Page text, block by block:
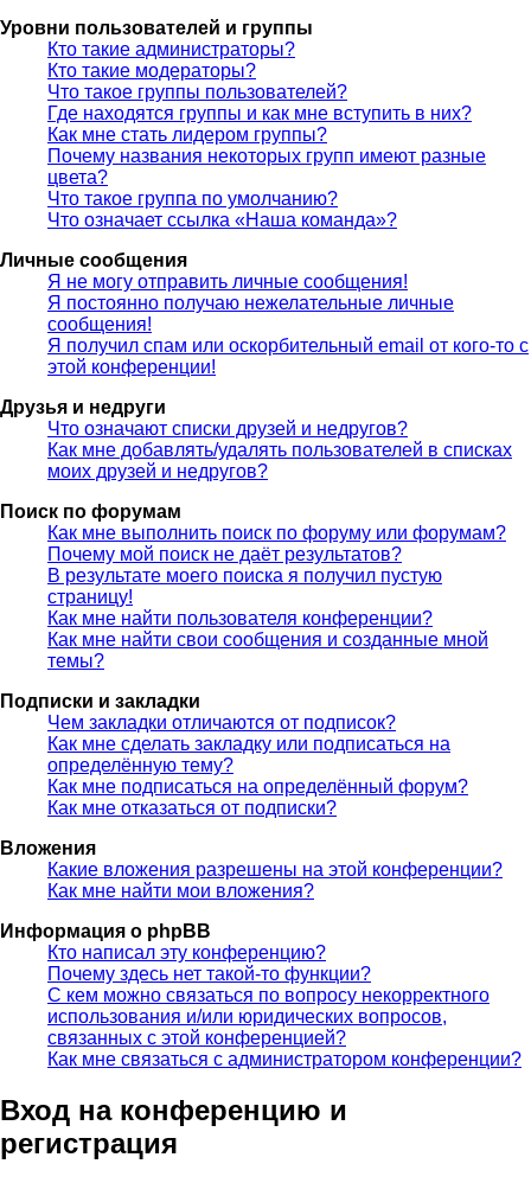
Уровни пользователей и группы
Кто такие администраторы?
Кто такие модераторы?
Что такое группы пользователей?
Где находятся группы и как мне вступить в них?
Как мне стать лидером группы?
Почему названия некоторых групп имеют разные
цвета?
Что такое группа по умолчанию?
Что означает ссылка «Наша команда»?
Личные сообщения
Я не могу отправить личные сообщения!
Я постоянно получаю нежелательные личные
сообщения!
Я получил спам или оскорбительный email от кого-то с
этой конференции!
Друзья и недруги
Что означают списки друзей и недругов?
Как мне добавлять/удалять пользователей в списках
моих друзей и недругов?
Поиск по форумам
Как мне выполнить поиск по форуму или форумам?
Почему мой поиск не даёт результатов?
В результате моего поиска я получил пустую
страницу!
Как мне найти пользователя конференции?
Как мне найти свои сообщения и созданные мной
темы?
Подписки и закладки
Чем закладки отличаются от подписок?
Как мне сделать закладку или подписаться на
определённую тему?
Как мне подписаться на определённый форум?
Как мне отказаться от подписки?
Вложения
Какие вложения разрешены на этой конференции?
Как мне найти мои вложения?
Информация о phpBB
Кто написал эту конференцию?
Почему здесь нет такой-то функции?
С кем можно связаться по вопросу некорректного
использования и/или юридических вопросов,
связанных с этой конференцией?
Как мне связаться с администратором конференции?
Вход на конференцию и
регистрация